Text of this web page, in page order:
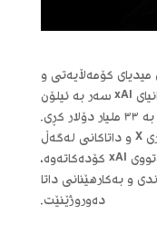
کۆمەڵایەتی و
هۆشی دەستکرد دەگۆڕێت، کۆمپانیای xAI سەر بە ئیلۆن
مەسک کۆمپانیای X (تویتەری پێشوو) بە ٣٣ ملیار دۆلار کڕی.
یەکگرتنەکە بنکەی بەکارهێنەرانی زۆری X و داتاکانی لەگەڵ
تواناکانی هۆشی دەستکردی پێشکەوتووی xAI کۆدەکاتەوە،
و بەکارهێنانی داتا
دەوروژێنێت.